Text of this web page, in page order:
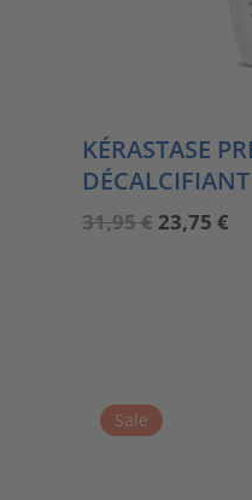
KÉRASTASE
31,95€
Preis
23,75 €
Sale